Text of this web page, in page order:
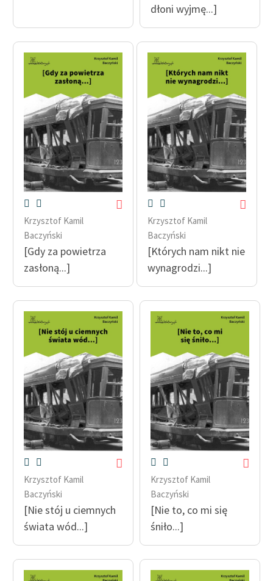
dłoni wyjmę...]
Krzysztof Kamil
Baczyński
[Gdy za powietrza
zasłoną...]
Krzysztof Kamil
Baczyński
[Których nam nikt nie
wynagrodzi...]
Krzysztof Kamil
Baczyński
[Nie stój u ciemnych
świata wód...]
Krzysztof Kamil
Baczyński
[Nie to, co mi się
śniło...]